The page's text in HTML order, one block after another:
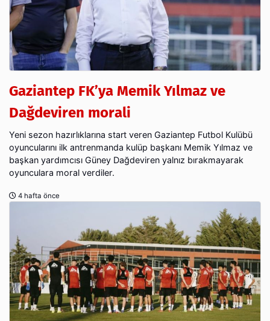
Gaziantep FK’ya Memik Yılmaz ve
Dağdeviren morali
Yeni sezon hazırlıklarına start veren Gaziantep Futbol Kulübü
oyuncularını ilk antrenmanda kulüp başkanı Memik Yılmaz ve
başkan yardımcısı Güney Dağdeviren yalnız bırakmayarak
oyunculara moral verdiler.
4 hafta önce